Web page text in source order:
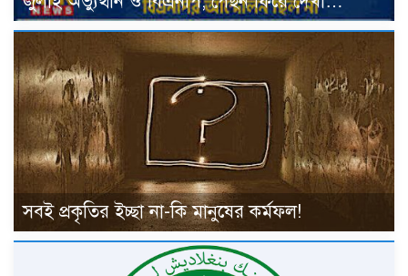
সবই প্রকৃতির ইচ্ছা না-কি মানুষের কর্মফল!